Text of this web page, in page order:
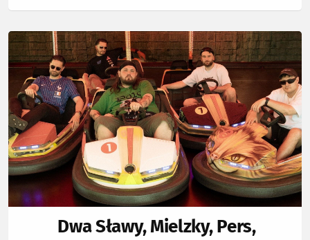
Dwa Sławy, Mielzky, Pers,